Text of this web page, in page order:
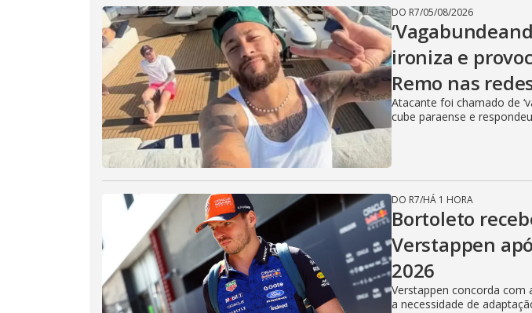
DO R7/05/08/2026
ironiza e
Remo nas
Atacante foi chamado de
cube paraense e
DO R7/HÁ 1 HORA
Bortoleto
Verstappen
2026
Verstappen concorda com
a necessidade de